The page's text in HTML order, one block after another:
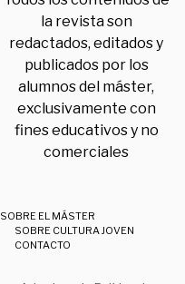
la revista son
redactados, editados y
publicados por los
alumnos del máster,
exclusivamente con
fines educativos y no
comerciales
SOBRE EL MÁSTER
SOBRE CULTURA JOVEN
CONTACTO